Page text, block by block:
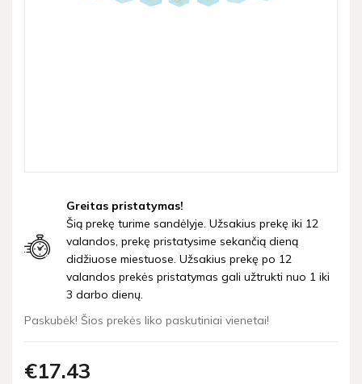
Greitas pristatymas!
Šią prekę turime sandėlyje. Užsakius prekę iki 12
valandos, prekę pristatysime sekančią dieną
didžiuose miestuose. Užsakius prekę po 12
valandos prekės pristatymas gali užtrukti nuo 1 iki
3 darbo dienų.
Paskubėk! Šios prekės liko paskutiniai vienetai!
€17 43